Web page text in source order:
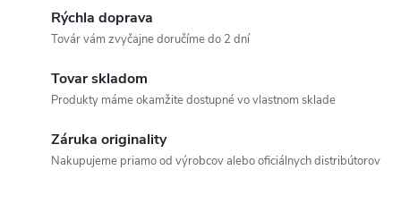
Rýchla doprava
Továr vám zvyčajne doručíme do 2 dní
Tovar skladom
Produkty máme okamžite dostupné vo vlastnom sklade
Záruka originality
Nakupujeme priamo od výrobcov alebo oficiálnych distribútorov